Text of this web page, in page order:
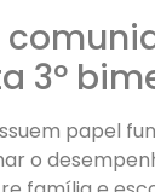
3º
papel
o